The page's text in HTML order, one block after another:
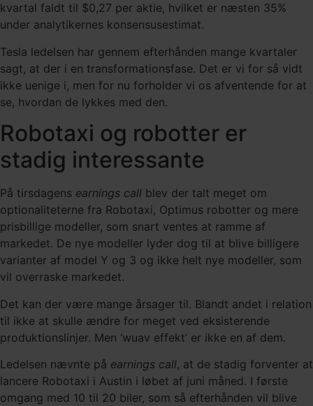
kvartal faldt til $0,27 per aktie, hvilket er næsten 35%
under analytikernes konsensusestimat.
Tesla ledelsen har gennem efterhånden mange kvartaler
sagt, at der i en transformationsfase. Det er vi for så vidt
ikke uenige i, men for nu forholder vi os afventende for at
se, hvordan de lykkes med den.
Robotaxi og robotter er
stadig interessante
På tirsdagens earnings call blev der talt meget om
optionaliteterne fra Robotaxi, Optimus robotter og mere
prisbillige modeller, som snart ventes at ramme af
markedet. De nye modeller lyder dog til at blive billigere
varianter af model Y og 3 og ikke helt nye modeller, som
vil overraske markedet.
Det kan der være mange årsager til. Blandt andet i relation
til ikke at skulle ændre for meget ved eksisterende
produktionslinjer. Men ‘wuav effekt’ er ikke en af dem.
Ledelsen nævnte på earnings call, at de stadig forventer at
lancere Robotaxi i Austin i løbet af juni måned. I første
omgang med 10 til 20 biler, som så efterhånden vil blive